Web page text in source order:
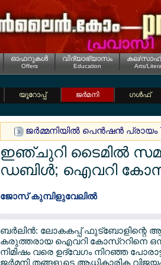
ഓഫറുകള്‍
Offers
വിദ്യാഭ്യാസം
Education
കല/
Arts/
യൂറോപ്പ് ജര്‍മനി ഗള്‍ഫ്
ജര്‍മ്മനിയില്‍ പെന്‍ഷന്‍ പ്രായം
ഇഞ്ചുറി ടൈമില്‍
ഡബിള്‍; ഐവറി
ജോസ് കുമ്പിളുവേലില്‍
ബര്‍ലിന്‍: ലോകകപ്പ് ഫുട്ബോളിന്റെ
കരുത്തരായ ഐവറി കോസ്ററിനെ
നിമിഷം വരെ ഉദ്വേഗം നിറഞ്ഞ
ജര്‍മനി തങ്ങളുടെ ആധികാരിക